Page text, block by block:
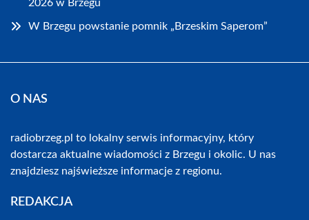
2026 w Brzegu
W Brzegu powstanie pomnik „Brzeskim Saperom”
O NAS
radiobrzeg.pl to lokalny serwis informacyjny, który
dostarcza aktualne wiadomości z Brzegu i okolic. U nas
znajdziesz najświeższe informacje z regionu.
REDAKCJA